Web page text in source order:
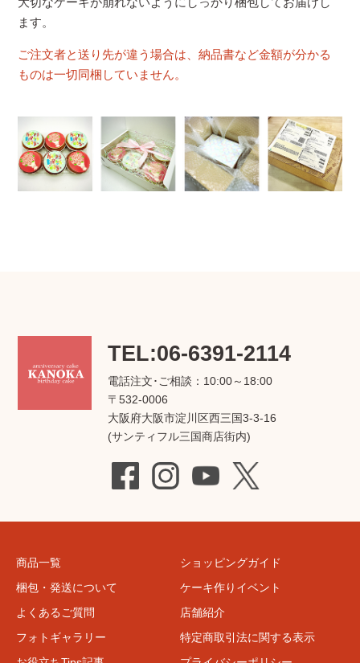
ます。
ご注文者と送り先が違う場合は、納品書など金額が分かる
ものは一切同梱していません。
TEL:06-6391-2114
電話注文･ご相談：10:00～18:00
〒532-0006
大阪府大阪市淀川区西三国3-3-16
(サンティフル三国商店街内)
商品一覧
梱包・発送について
よくあるご質問
フォトギャラリー
ショッピングガイド
ケーキ作りイベント
店舗紹介
特定商取引法に関する表示